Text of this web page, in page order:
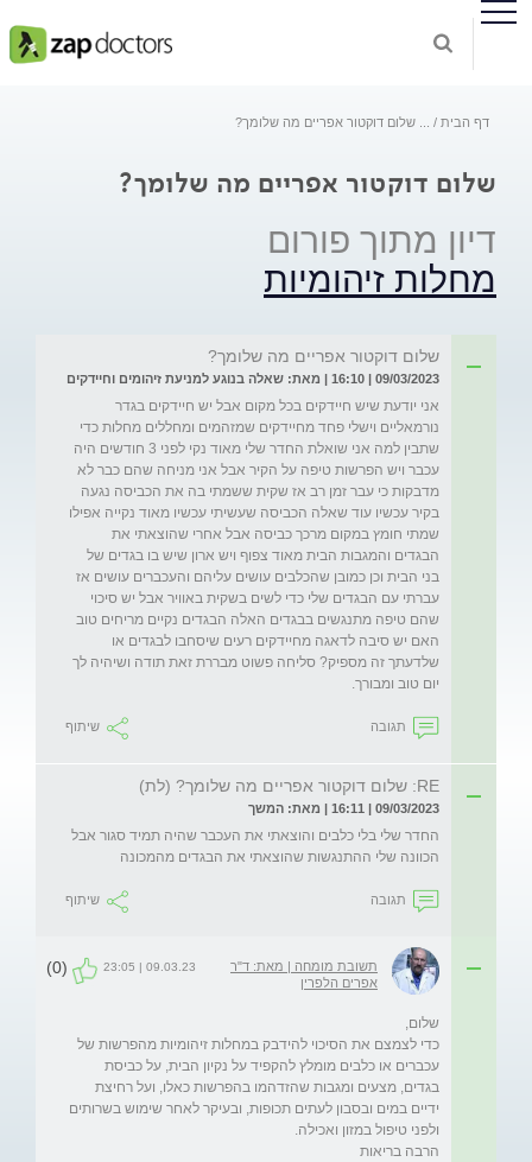
דף הבית שלום דוקטור אפריים מה שלומך?
שלום דוקטור אפריים מה שלומך?
דיון מתוך פורום
מחלות זיהומיות
שלום דוקטור אפריים מה שלומך?
09/03/2023 | 16:10 | מאת: שאלה בנוגע למניעת זיהומים וחיידקים
אני יודעת שיש חיידקים בכל מקום אבל יש חיידקים בגדר
נורמאליים וישלי פחד מחיידקים שמזהמים ומחללים מחלות כדי
שתבין למה אני שואלת החדר שלי מאוד נקי לפני 3 חודשים היה
עכבר ויש הפרשות טיפה על הקיר אבל אני מניחה שהם כבר לא
מדבקות כי עבר זמן רב אז שקית ששמתי בה את הכביסה נגעה
בקיר עכשיו עוד שאלה הכביסה שעשיתי עכשיו מאוד נקייה אפילו
שמתי חומץ במקום מרכך כביסה אבל אחרי שהוצאתי את
הבגדים והמגבות הבית מאוד צפוף ויש ארון שיש בו בגדים של
בני הבית וכן כמובן שהכלבים עושים עליהם והעכברים עושים אז
עברתי עם הבגדים שלי כדי לשים בשקית באוויר אבל יש סיכוי
שהם טיפה מתנגשים בבגדים האלה הבגדים נקיים מריחים טוב
האם יש סיבה לדאגה מחיידקים רעים שיסחבו לבגדים או
שלדעתך זה מספיק? סליחה פשוט מבררת זאת תודה ושיהיה לך
יום טוב ומבורך.
תגובה שיתוף
RE: שלום דוקטור אפריים מה שלומך? (לת)
09/03/2023 | 16:11 | מאת: המשך
החדר שלי בלי כלבים והוצאתי את העכבר שהיה תמיד סגור אבל
הכוונה שלי ההתנגשות שהוצאתי את הבגדים מהמכונה
תגובה שיתוף
תשובת מומחה | מאת: ד"ר
אפרים הלפרין
09.03.23 | 23:05
(0)
כדי לצמצם את הסיכוי להידבק במחלות זיהומיות מהפרשות של
עכברים או כלבים מומלץ להקפיד על נקיון הבית, על כביסת
בגדים, מצעים ומגבות שהזדהמו בהפרשות כאלו, ועל רחיצת
ידיים במים ובסבון לעתים תכופות, ובעיקר לאחר שימוש בשרותים